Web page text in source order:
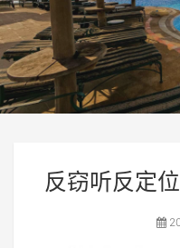
反窃听反定